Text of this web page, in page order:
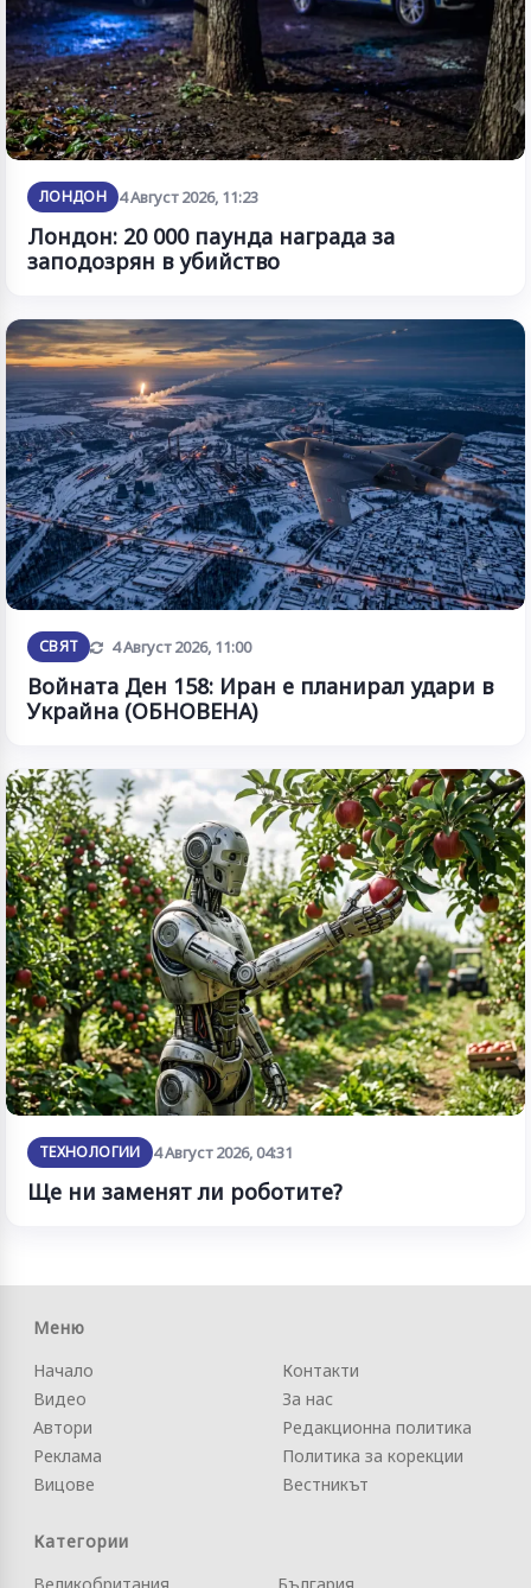
ЛОНДОН 4 Август 2026, 11:23
Лондон: 20 000 паунда награда за
заподозрян в убийство
СВЯТ Обновена
4 Август 2026, 11:00
Войната Ден 158: Иран е планирал удари в
Украйна (ОБНОВЕНА)
ТЕХНОЛОГИИ 4 Август 2026, 04:31
Ще ни заменят ли роботите?
Меню
Начало
Видео
Автори
Реклама
Вицове
Контакти
За нас
Редакционна политика
Политика за корекции
Вестникът
Категории